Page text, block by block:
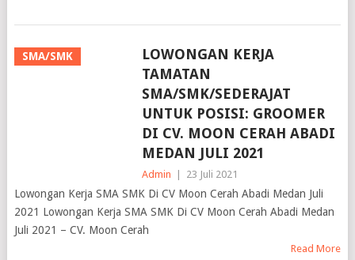
TAMATAN
SMA/SMK/SEDERAJAT
UNTUK POSISI: GROOMER
DI CV. MOON CERAH ABADI
MEDAN JULI 2021
Admin | 23 Juli 2021
Lowongan Kerja SMA SMK Di CV Moon Cerah Abadi Medan Juli
2021 Lowongan Kerja SMA SMK Di CV Moon Cerah Abadi Medan
Juli 2021 – CV. Moon Cerah